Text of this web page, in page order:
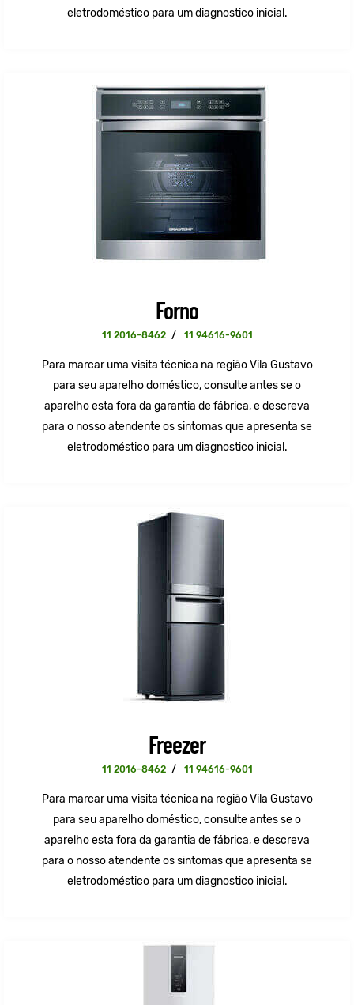
eletrodoméstico para um diagnostico inicial.
Forno
11 2016-8462 / 11 94616-9601
Para marcar uma visita técnica na região Vila Gustavo
para seu aparelho doméstico, consulte antes se o
aparelho esta fora da garantia de fábrica, e descreva
para o nosso atendente os sintomas que apresenta se
eletrodoméstico para um diagnostico inicial.
Freezer
11 2016-8462 / 11 94616-9601
Para marcar uma visita técnica na região Vila Gustavo
para seu aparelho doméstico, consulte antes se o
aparelho esta fora da garantia de fábrica, e descreva
para o nosso atendente os sintomas que apresenta se
eletrodoméstico para um diagnostico inicial.